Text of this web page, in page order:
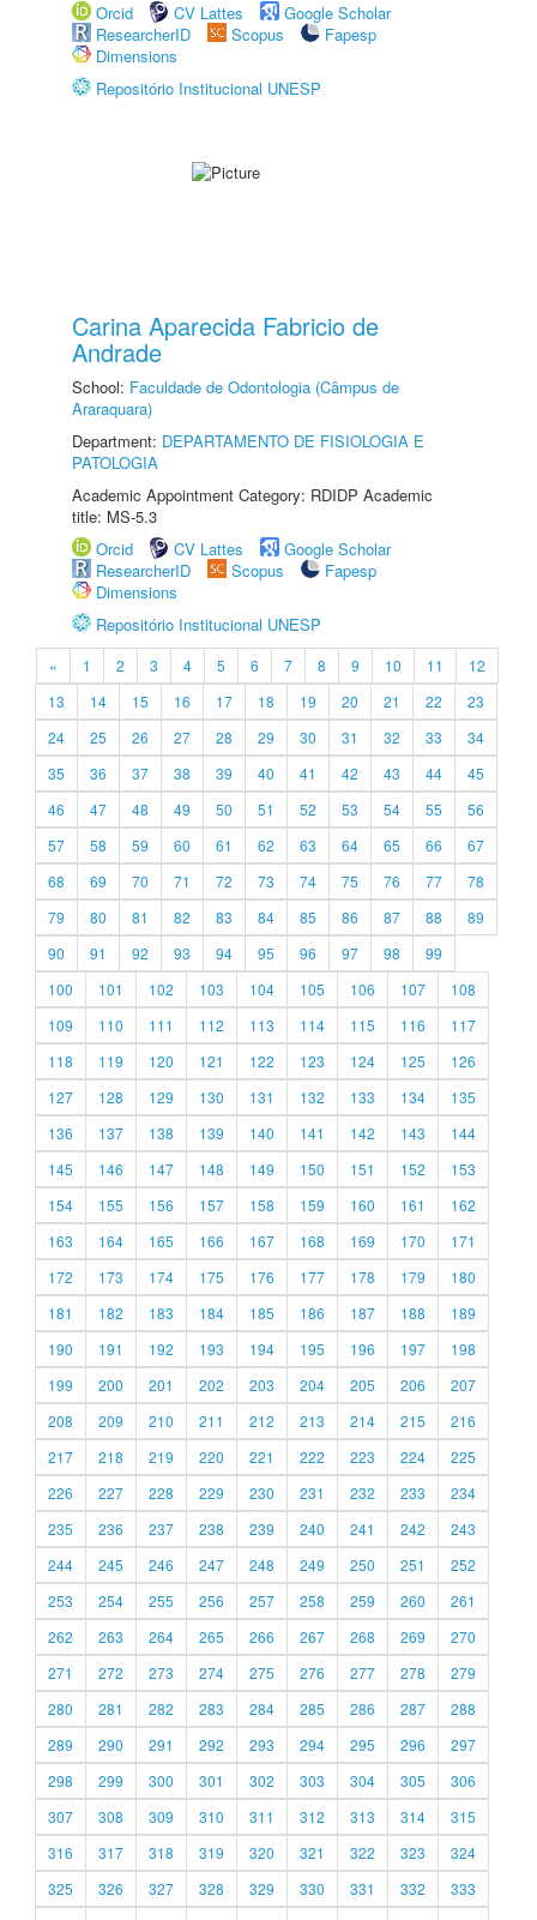
Orcid
CV Lattes
Google Scholar
ResearcherID
Scopus
Fapesp
Dimensions
Repositório Institucional UNESP
Carina Aparecida Fabricio de
Andrade
School: Faculdade de Odontologia (Câmpus de
Araraquara)
Department: DEPARTAMENTO DE FISIOLOGIA E
PATOLOGIA
Academic Appointment Category: RDIDP Academic
title: MS-5.3
Orcid
CV Lattes
Google Scholar
ResearcherID
Scopus
Fapesp
Dimensions
Repositório Institucional UNESP
« 1 2 3 4 5 6 7 8 9 10 11
12
13
14 15 16 17 18 19 20 21 22
23
24
25 26 27 28 29 30 31 32 33
34
35
36 37 38 39 40 41 42 43 44
45
46
47 48 49 50 51 52 53 54 55
56
57
58 59 60 61 62 63 64 65 66
67
68
69 70 71 72 73 74 75 76 77
78
79
80 81 82 83 84 85 86 87 88
89
90
91 92 93 94 95 96 97 98
99
100
101 102 103 104 105 106 107
108
109
110 111 112 113 114 115 116
117
118
119 120 121 122 123 124 125
126
127
128 129 130 131 132 133 134
135
136
137 138 139 140 141 142 143
144
145
146 147 148 149 150 151 152
153
154
155 156 157 158 159 160 161
162
163
164 165 166 167 168 169 170
171
172
173 174 175 176 177 178 179
180
181
182 183 184 185 186 187 188
189
190
191 192 193 194 195 196 197
198
199
200 201 202 203 204 205 206
207
208
209 210 211 212 213 214 215
216
217
218 219 220 221 222 223 224
225
226
227 228 229 230 231 232 233
234
235
236 237 238 239 240 241 242
243
244
245 246 247 248 249 250 251
252
253
254 255 256 257 258 259 260
261
262
263 264 265 266 267 268 269
270
271
272 273 274 275 276 277 278
279
280
281 282 283 284 285 286 287
288
289
290 291 292 293 294 295 296
297
298
299 300 301 302 303 304 305
306
307
308 309 310 311 312 313 314
315
316
317 318 319 320 321 322 323
324
325
326 327 328 329 330 331 332
333